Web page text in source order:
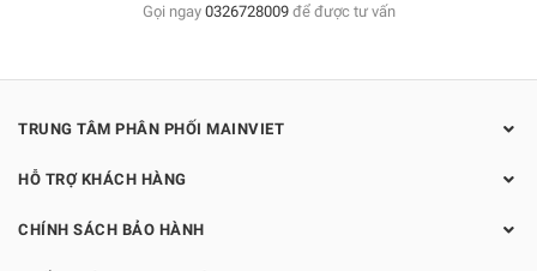
Gọi ngay 0326728009để được tư vấn
TRUNG TÂM PHÂN PHỐI MAINVIET
HỖ TRỢ KHÁCH HÀNG
CHÍNH SÁCH BẢO HÀNH